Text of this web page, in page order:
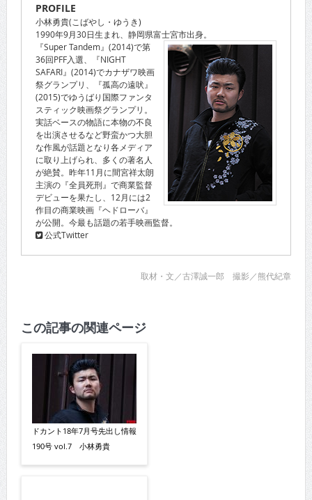
PROFILE
小林勇貴(こばやし・ゆうき)
1990年9月30日生まれ、静岡県富士宮市出身。
『Super Tandem』(2014)で第
36回PFF入選、『NIGHT
SAFARI』(2014)でカナザワ映画
祭グランプリ、『孤高の遠吠』
(2015)でゆうばり国際ファンタ
スティック映画祭グランプリ。
実話ベースの物語に本物の不良
を出演させるなど野蛮かつ大胆
な作風が話題となり各メディア
に取り上げられ、多くの著名人
が絶賛。昨年11月に間宮祥太朗
主演の『全員死刑』で商業監督
デビューを果たし、12月には2
作目の商業映画『ヘドローバ』
が公開。今最も話題の若手映画監督。
公式Twitter
取材・文／古澤誠一郎 撮影／熊代紀章
この記事の関連ページ
ドカント18年7月号先出し情報
190号 vol.7 小林勇貴